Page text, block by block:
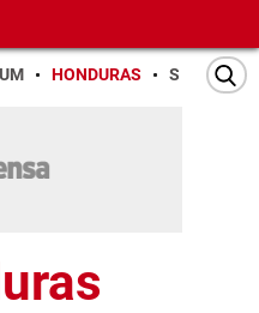
HONDURAS SAN PEDRO